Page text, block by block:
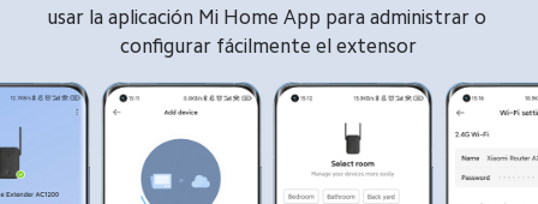
usar la aplicación Mi Home App para administrar o
configurar fácilmente el extensor